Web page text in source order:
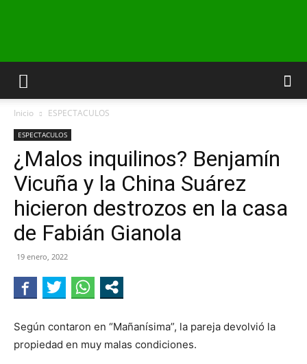
INFO24
NEGRO
Inicio ESPECTACULOS
ESPECTACULOS
¿Malos inquilinos? Benjamín
Vicuña y la China Suárez
hicieron destrozos en la casa
de Fabián Gianola
19 enero, 2022
Según contaron en “Mañanísima”, la pareja devolvió la
propiedad en muy malas condiciones.